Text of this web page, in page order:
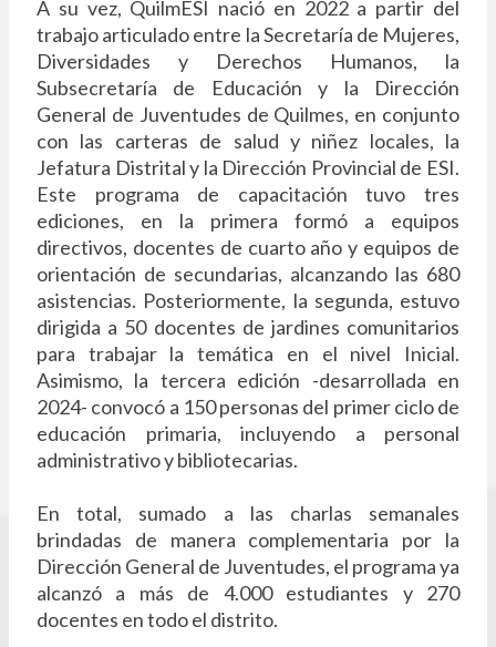
A su vez, QuilmESI nació en 2022 a partir del
trabajo articulado entre la Secretaría de Mujeres,
Diversidades y Derechos Humanos, la
Subsecretaría de Educación y la Dirección
General de Juventudes de Quilmes, en conjunto
con las carteras de salud y niñez locales, la
Jefatura Distrital y la Dirección Provincial de ESI.
Este programa de capacitación tuvo tres
ediciones, en la primera formó a equipos
directivos, docentes de cuarto año y equipos de
orientación de secundarias, alcanzando las 680
asistencias. Posteriormente, la segunda, estuvo
dirigida a 50 docentes de jardines comunitarios
para trabajar la temática en el nivel Inicial.
Asimismo, la tercera edición -desarrollada en
2024- convocó a 150 personas del primer ciclo de
educación primaria, incluyendo a personal
administrativo y bibliotecarias.
En total, sumado a las charlas semanales
brindadas de manera complementaria por la
Dirección General de Juventudes, el programa ya
alcanzó a más de 4.000 estudiantes y 270
docentes en todo el distrito.